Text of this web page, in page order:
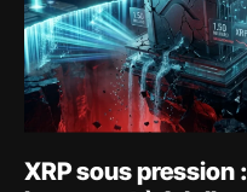
XRP sous pression :